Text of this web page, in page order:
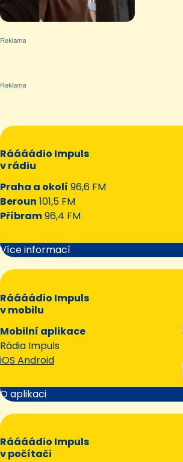
Ráááádio Impuls
v rádiu
Praha a okolí 96,6 FM
Beroun 101,5 FM
Příbram96,4 FM
Více informací
Ráááádio Impuls
v mobilu
Mobilní aplikace
Rádia Impuls
iOS Android
O aplikaci
Ráááádio Impuls
v počítači